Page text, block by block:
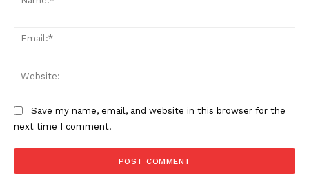
Save my name, email, and website in this browser for the
next time I comment.